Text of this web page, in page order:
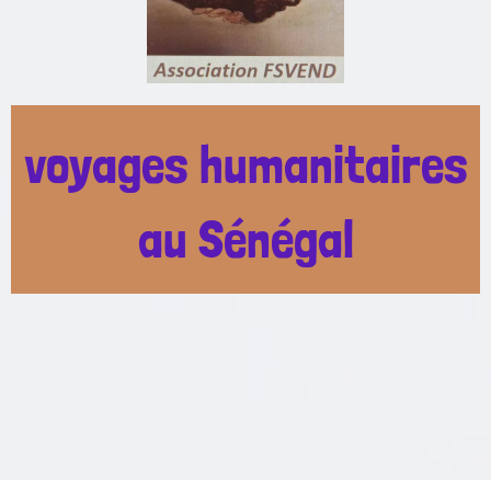
voyages humanitaires
au Sénégal